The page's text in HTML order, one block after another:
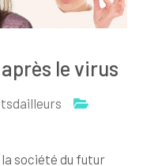
le virus
société du futur